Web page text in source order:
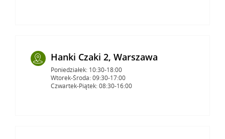
Hanki Czaki 2, Warszawa
Poniedziałek: 10:30-18:00
Wtorek-Środa: 09:30-17:00
Czwartek-Piątek: 08:30-16:00